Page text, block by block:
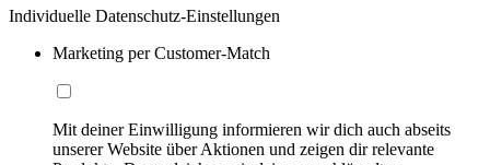
Individuelle Datenschutz-Einstellungen
Marketing per Customer-Match
Mit deiner Einwilligung informieren wir dich auch abseits
unserer Website über Aktionen und zeigen dir relevante